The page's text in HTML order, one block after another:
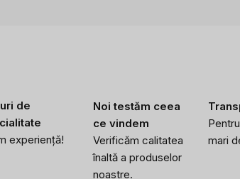
de
experiență!
Noi testăm ceea
ce vindem
Verificăm calitatea
înaltă a produselor
noastre.
mari